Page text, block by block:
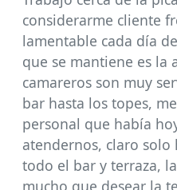
considerarme cliente
lamentable cada día
que se mantiene es la
camareros son muy
bar hasta los topes,
personal que había
atendernos, claro solo
todo el bar y terraza,
mucho que desear la